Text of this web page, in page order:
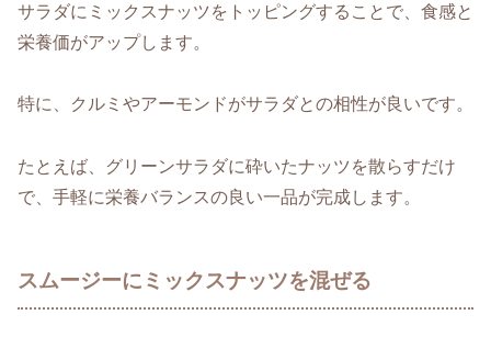
サラダにミックスナッツをトッピングすることで、食感と
栄養価がアップします。
特に、クルミやアーモンドがサラダとの相性が良いです。
たとえば、グリーンサラダに砕いたナッツを散らすだけ
で、手軽に栄養バランスの良い一品が完成します。
スムージーにミックスナッツを混ぜる